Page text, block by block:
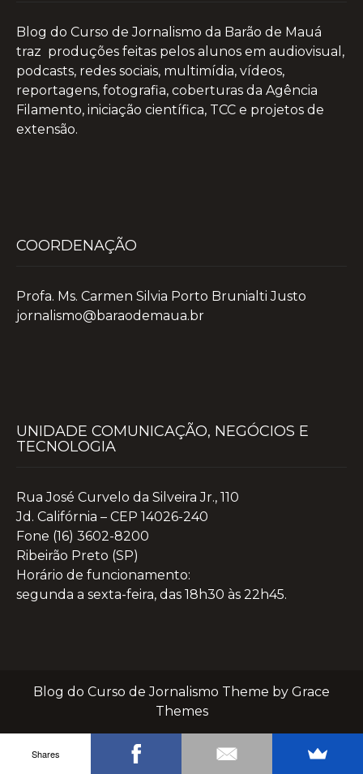
Blog do Curso de Jornalismo da Barão de Mauá
traz produções feitas pelos alunos em audiovisual,
podcasts, redes sociais, multimídia, vídeos,
reportagens, fotografia, coberturas da Agência
Filamento, iniciação científica, TCC e projetos de
extensão.
COORDENAÇÃO
Profa. Ms. Carmen Silvia Porto Brunialti Justo
jornalismo@baraodemaua.br
UNIDADE COMUNICAÇÃO, NEGÓCIOS E
TECNOLOGIA
Rua José Curvelo da Silveira Jr., 110
Jd. Califórnia – CEP 14026-240
Fone (16) 3602-8200
Ribeirão Preto (SP)
Horário de funcionamento:
segunda a sexta-feira, das 18h30 às 22h45.
Blog do Curso de Jornalismo Theme by Grace
Themes
Shares